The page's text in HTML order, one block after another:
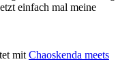
einfach mal meine
mit Chaoskenda meets